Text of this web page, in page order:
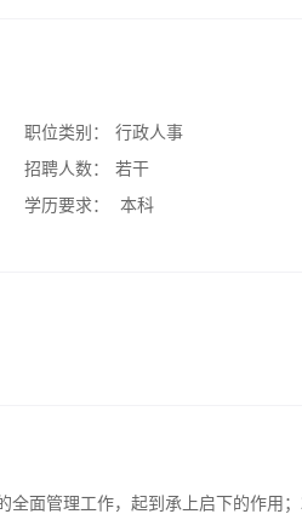
职位类别：
行政人事
招聘人数：
若干
学历要求：
本科
全面管理工作，起到承上启下的作用